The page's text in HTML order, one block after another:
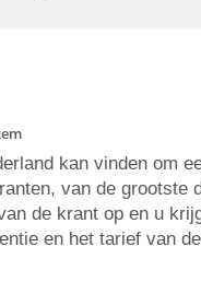
kan vinden om
van de grootste
de krant op en u
en het tarief van